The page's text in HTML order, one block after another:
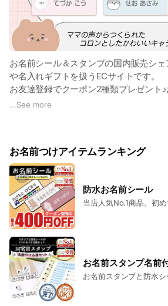
お名前シール＆スタンプの国内販売シ
や名入れギフトを扱うECサイトです。
お友達登録でクーポン2種類プレゼント
ン情報も配信しますので、ぜひお役立て
...See more
お名前つけアイテムランキング
防水お名前シール
当店人気No.1商品。初
お名前スタンプ名前
お名前スタンプと防水シ